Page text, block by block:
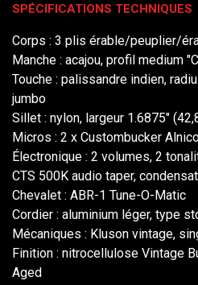
SPÉCIFICATIONS TECHNIQUES
Corps : 3 plis érable/peuplier/
Manche : acajou, profil medium
Touche : palissandre indien,
jumbo
Sillet : nylon, largeur 1.6875"
Micros : 2 x Custombucker
Électronique : 2 volumes, 2
CTS 500K audio taper,
Chevalet : ABR-1 Tune-O-Matic
Cordier : aluminium léger, type
Mécaniques : Kluson vintage,
Finition : nitrocellulose Vintage
Aged